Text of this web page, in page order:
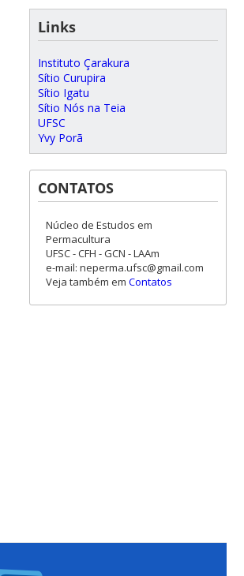
Links
Instituto Çarakura
Sítio Curupira
Sítio Igatu
Sítio Nós na Teia
UFSC
Yvy Porã
CONTATOS
Núcleo de Estudos em
Permacultura
UFSC - CFH - GCN - LAAm
e-mail: neperma.ufsc@gmail.com
Veja também em Contatos